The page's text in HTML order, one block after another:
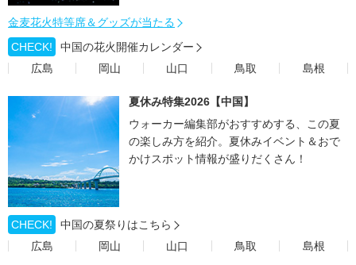
金麦花火特等席＆グッズが当たる
CHECK!
中国の花火開催カレンダー
広島
岡山 山口 鳥取 島根
夏休み特集2026【中国】
ウォーカー編集部がおすすめする、この夏
の楽しみ方を紹介。夏休みイベント＆おで
かけスポット情報が盛りだくさん！
CHECK!
中国の夏祭りはこちら
広島
岡山 山口 鳥取 島根